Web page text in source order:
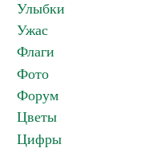
Улыбки
Ужас
Флаги
Фото
Форум
Цветы
Цифры